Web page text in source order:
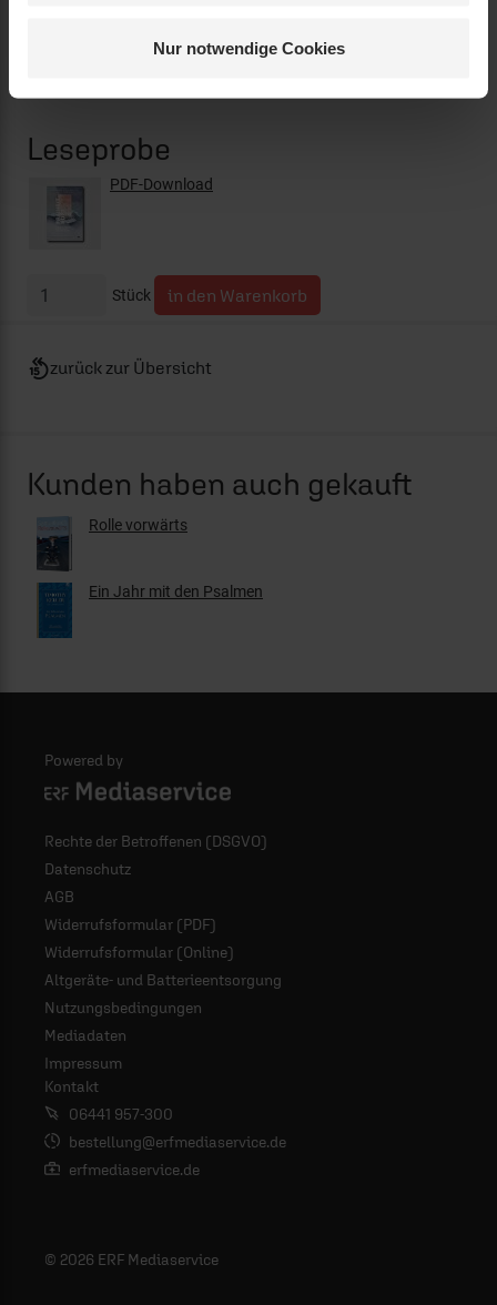
Nur notwendige Cookies
Leseprobe
PDF-Download
Stück
zurück zur Übersicht
Kunden haben auch gekauft
Rolle vorwärts
Ein Jahr mit den Psalmen
Powered by
Logo - ERF Mediaservice
Rechte der Betroffenen (DSGVO)
Datenschutz
AGB
Widerrufsformular (PDF)
Widerrufsformular (Online)
Altgeräte- und Batterieentsorgung
Nutzungsbedingungen
Mediadaten
Impressum
Kontakt
06441 957-300
bestellung@erfmediaservice.de
erfmediaservice.de
© 2026 ERF Mediaservice